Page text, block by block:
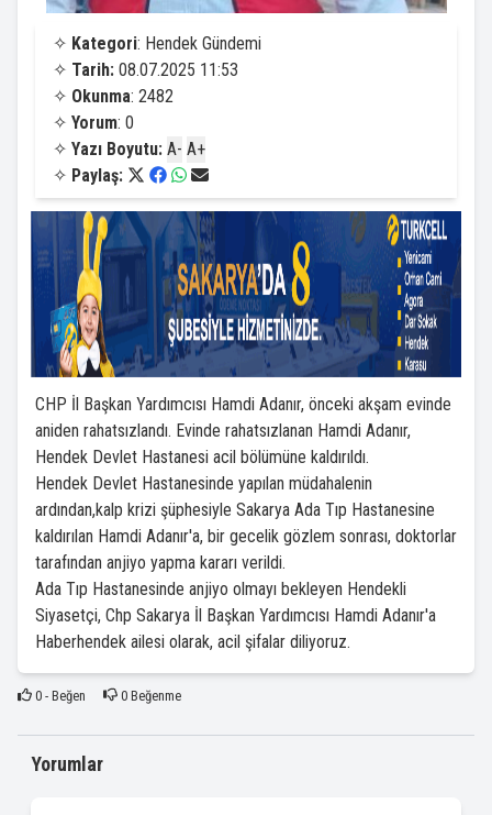
✧ Kategori: Hendek Gündemi
✧ Tarih: 08.07.2025 11:53
✧ Okunma: 2482
✧ Yorum: 0
✧ Yazı Boyutu: A- A+
✧ Paylaş:
CHP İl Başkan Yardımcısı Hamdi Adanır, önceki akşam evinde
aniden rahatsızlandı. Evinde rahatsızlanan Hamdi Adanır,
Hendek Devlet Hastanesi acil bölümüne kaldırıldı.
Hendek Devlet Hastanesinde yapılan müdahalenin
ardından,kalp krizi şüphesiyle Sakarya Ada Tıp Hastanesine
kaldırılan Hamdi Adanır'a, bir gecelik gözlem sonrası, doktorlar
tarafından anjiyo yapma kararı verildi.
Ada Tıp Hastanesinde anjiyo olmayı bekleyen Hendekli
Siyasetçi, Chp Sakarya İl Başkan Yardımcısı Hamdi Adanır'a
Haberhendek ailesi olarak, acil şifalar diliyoruz.
0- Beğen 0Beğenme
Yorumlar